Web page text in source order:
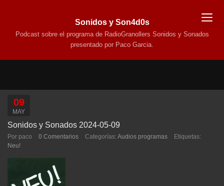
Sonidos y Son4d0s
Podcast sobre el programa de RadioGranollers Sonidos y Sonados
presentado por Paco Garcia.
09
MAY
Sonidos y Sonados 2024-05-09
Por paco 0 Comentarios Categorías: Audios programas
Etiquetas:
Neu!